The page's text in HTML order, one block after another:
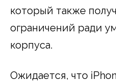
который также
ограничений ради
корпуса.
Ожидается, что